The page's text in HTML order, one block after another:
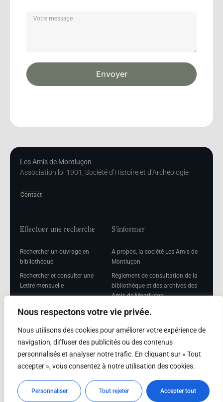
Nous respectons votre vie privée.
Nous utilisons des cookies pour améliorer votre expérience de
navigation, diffuser des publicités ou des contenus
personnalisés et analyser notre trafic. En cliquant sur « Tout
accepter », vous consentez à notre utilisation des cookies.
Personnaliser Tout rejeter Accepter tout
Envoyer
Les Amis de Montluçon
Association loi 1901, Société d’Histoire et d’Archéologie
Contact
Effectuer une recherche
Rechercher un ouvrage en
bibliothèque
Rechercher et consulter une
Lettre mensuelle
mensuelle
S'informer
A propos, la société Les Amis de
Montluçon
Réglement de consultation de la
bibliothèque et des archives des
Amis de Montluçon
Mentions légales
Adhérer